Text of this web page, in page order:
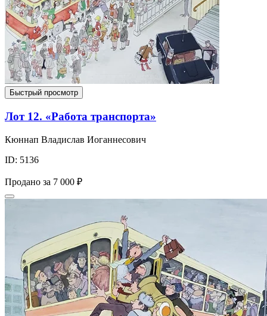
Быстрый просмотр
Лот 12. «Работа транспорта»
Кюннап Владислав Иоганнесович
ID: 5136
Продано за 7 000 ₽